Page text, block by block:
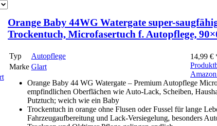
Orange Baby 44WG Watergate super-
Trockentuch, Microfasertuch f. Autopflege,
Typ
Autopflege
Marke Glart
14,99 €
Orange Baby 44 WG Watergate – Premium Autopflege
empfindlichen Oberflächen wie Auto-Lack, Scheiben,
Putztuch; weich wie ein Baby
Trockentuch in orange ohne Flusen oder Fussel für lange
Fahrzeugaufbereitung und Lack-Versiegelung, besonders